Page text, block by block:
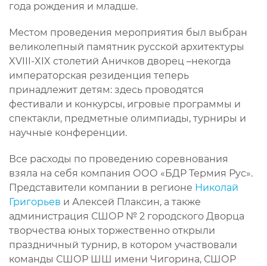
года рождения и младше.
Местом проведения мероприятия был выбран
великолепный памятник русской архитектуры
XVIII-XIX столетий Аничков дворец –некогда
императорская резиденция теперь
принадлежит детям: здесь проводятся
фестивали и конкурсы, игровые программы и
спектакли, предметные олимпиады, турниры и
научные конференции.
Все расходы по проведению соревнования
взяла на себя компания ООО «БДР Термия Рус».
Представители компании в регионе Николай
Григорьев и Алексей Плаксин, а также
администрация СШОР № 2 городского Дворца
творчества юных торжественно открыли
праздничный турнир, в котором участвовали
команды СШОР ШШ имени Чигорина, СШОР